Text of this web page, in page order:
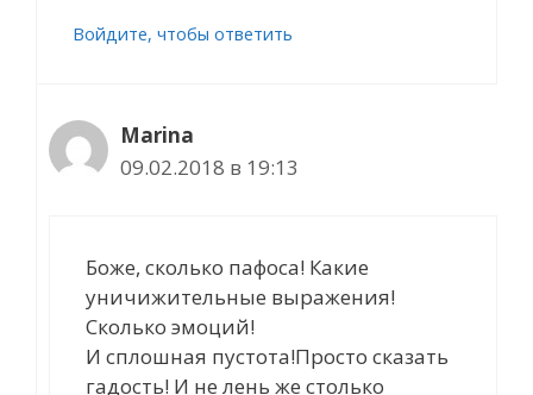
Войдите, чтобы ответить
Marina
09.02.2018 в 19:13
Боже, сколько пафоса! Какие
уничижительные выражения!
Сколько эмоций!
И сплошная пустота!Просто сказать
гадость! И не лень же столько